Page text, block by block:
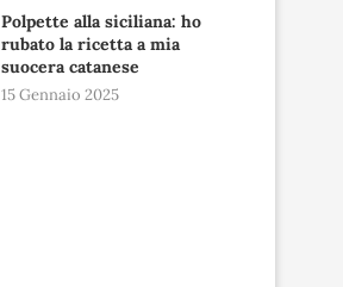
Polpette alla siciliana: ho
rubato la ricetta a mia
suocera catanese
15 Gennaio 2025